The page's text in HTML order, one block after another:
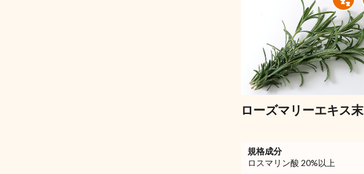
ローズマリーエキス末
規格成分
ロスマリン酸 20%以上